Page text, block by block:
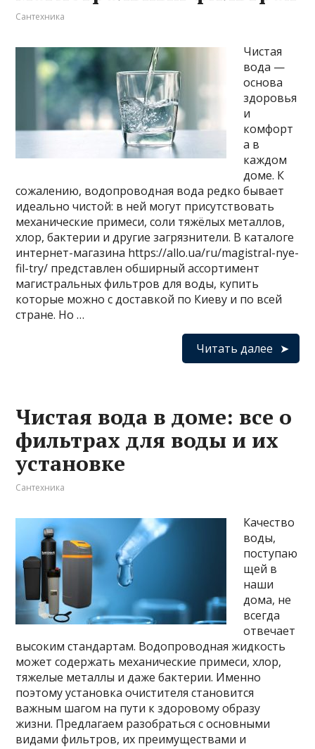
Сантехника
Чистая
вода —
основа
здоровья
и
комфорт
а в
каждом
доме. К
сожалению, водопроводная вода редко бывает
идеально чистой: в ней могут присутствовать
механические примеси, соли тяжёлых металлов,
хлор, бактерии и другие загрязнители. В каталоге
интернет-магазина https://allo.ua/ru/magistral-nye-
fil-try/ представлен обширный ассортимент
магистральных фильтров для воды, купить
которые можно с доставкой по Киеву и по всей
стране. Но …
Читать далее
Чистая вода в доме: все о
фильтрах для воды и их
установке
Сантехника
Качество
воды,
поступаю
щей в
наши
дома, не
всегда
отвечает
высоким стандартам. Водопроводная жидкость
может содержать механические примеси, хлор,
тяжелые металлы и даже бактерии. Именно
поэтому установка очистителя становится
важным шагом на пути к здоровому образу
жизни. Предлагаем разобраться с основными
видами фильтров, их преимуществами и